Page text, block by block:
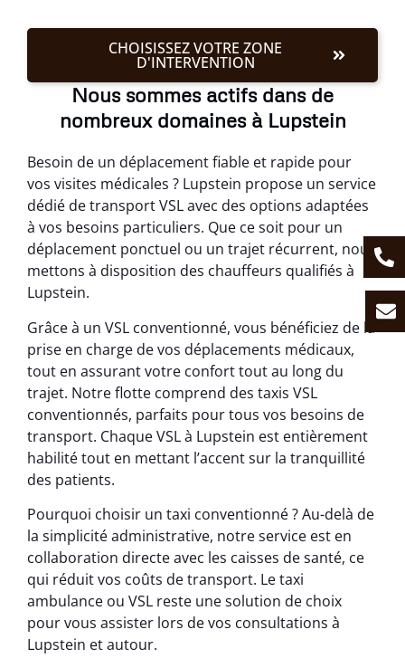
CHOISISSEZ VOTRE ZONE
D'INTERVENTION
Nous sommes actifs dans de
nombreux domaines à Lupstein
Besoin de un déplacement fiable et rapide pour
vos visites médicales ? Lupstein propose un service
dédié de transport VSL avec des options adaptées
à vos besoins particuliers. Que ce soit pour un
déplacement ponctuel ou un trajet récurrent, nous
mettons à disposition des chauffeurs qualifiés à
Lupstein.
Grâce à un VSL conventionné, vous bénéficiez de la
prise en charge de vos déplacements médicaux,
tout en assurant votre confort tout au long du
trajet. Notre flotte comprend des taxis VSL
conventionnés, parfaits pour tous vos besoins de
transport. Chaque VSL à Lupstein est entièrement
habilité tout en mettant l’accent sur la tranquillité
des patients.
Pourquoi choisir un taxi conventionné ? Au-delà de
la simplicité administrative, notre service est en
collaboration directe avec les caisses de santé, ce
qui réduit vos coûts de transport. Le taxi
ambulance ou VSL reste une solution de choix
pour vous assister lors de vos consultations à
Lupstein et autour.